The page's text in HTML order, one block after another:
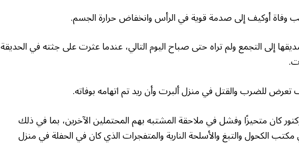
وفاة أوكيف إلى صدمة قوية في الرأس وانخفاض حرارة الجسم.
إلى التجمع ولم تراه حتى صباح اليوم التالي، عندما عثرت على جثته في الحديقة
تعرض للضرب والقتل في منزل ألبرت وأن ريد تم اتهامه بوفاته.
كان متحيزًا وفشل في ملاحقة المشتبه بهم المحتملين الآخرين، بما في ذلك
الكحول والتبغ والأسلحة النارية والمتفجرات الذي كان في الحفلة في منزل